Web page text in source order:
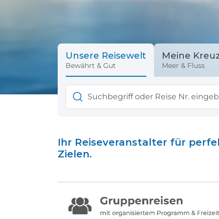
Reisen mit
Durchführungsgarantie
Letzte Plätze sichern
Reisen mit
Unsere Reisewelt
Bewährt & Gut
Meine
Meer & Fluss
Ihr Reiseveranstalter für
Zielen.